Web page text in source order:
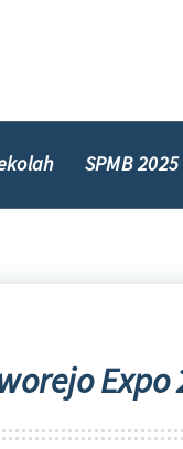
SPMB 2025
Expo